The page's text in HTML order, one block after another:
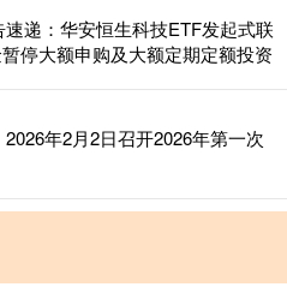
递：华安恒生科技ETF发起式联
停大额申购及大额定期定额投资
年2月2日召开2026年第一次